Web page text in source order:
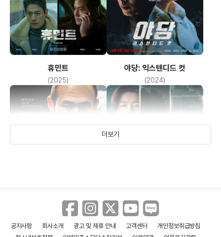
마대자루를 동원해 구타를 일삼는다.
모로 가도 서울로만 가야하는 상황에서 준호는 이를 참고 또
참는다. 드디어 그 고통과 굴욕을 참고 준호가 2등을
없이 형이 맞았던 사실을 실토하고 영훈은
준호의 상체 여기저기 부풀어 오른 상처를 보며 말을 잇지 못한다.
준호도 더 이상 구타에 가만있지 않는다. 영훈이
준 일종의 뇌물과 같은 봉투를 받고서도 구타를 하려고 하자
엄마 정애의 광기와 집착에 지친 준호는 수영을 그만두고 싶다고
하며 정애는 준호를 죽일 듯이 쳐다보며 자신이
이루고자 했던 목표가 좌절된 것에 오열한다. 이 이후 정애는 동생
휴민트
(2025)
야당: 익스텐디드 컷
(2024)
더보기
공지사항 회사소개 광고 및 제휴 안내 고객센터
개인정보취급방침